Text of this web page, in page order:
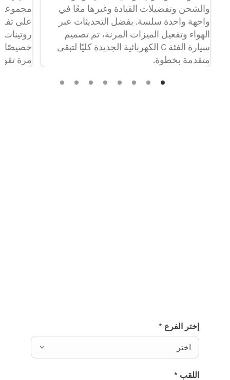
والشحن وتفضيلات القيادة وغيرها معًا في
واجهة واحدة سلسة. بفضل التحديثات عبر
الهواء وتفعيل الميزات المرنة، تم تصميم
سيارة الفئة C الكهربائية الجديدة كليًا لتبقى
متقدمة بخطوة.
مجموعة
على
خصيصًا
مرة
إختر الفرع *
اختر
اللقب *